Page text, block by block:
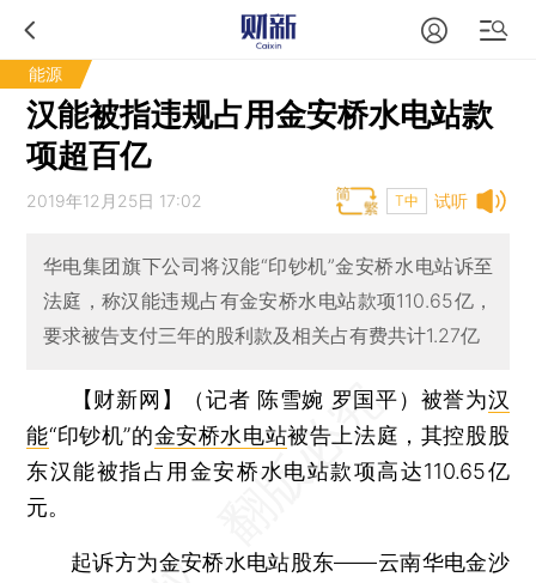
能源
汉能被指违规占用金安桥水电站款
项超百亿
试听
2019年12月25日 17:02 T中
华电集团旗下公司将汉能“印钞机”金安桥水电站诉至
法庭，称汉能违规占有金安桥水电站款项110.65亿，
要求被告支付三年的股利款及相关占有费共计1.27亿
【财新网】（记者 陈雪婉 罗国平） 被誉为汉
能“印钞机”的金安桥水电站被告上法庭，其控股股
东汉能被指占用金安桥水电站款项高达110.65亿
元。
起诉方为金安桥水电站股东——云南华电金沙